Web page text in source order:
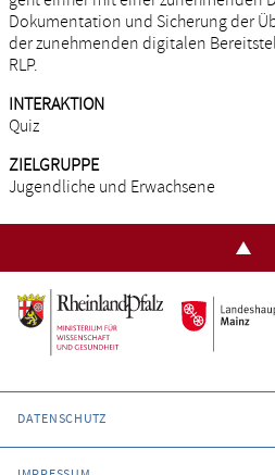
Dokumentation und Sicherung der
der zunehmenden digitalen
RLP.
INTERAKTION
Quiz
ZIELGRUPPE
Jugendliche und Erwachsene
DATENSCHUTZ